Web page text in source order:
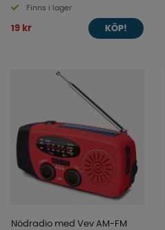
Finns i lager
19 kr KÖP!
Nödradio med Vev AM-FM